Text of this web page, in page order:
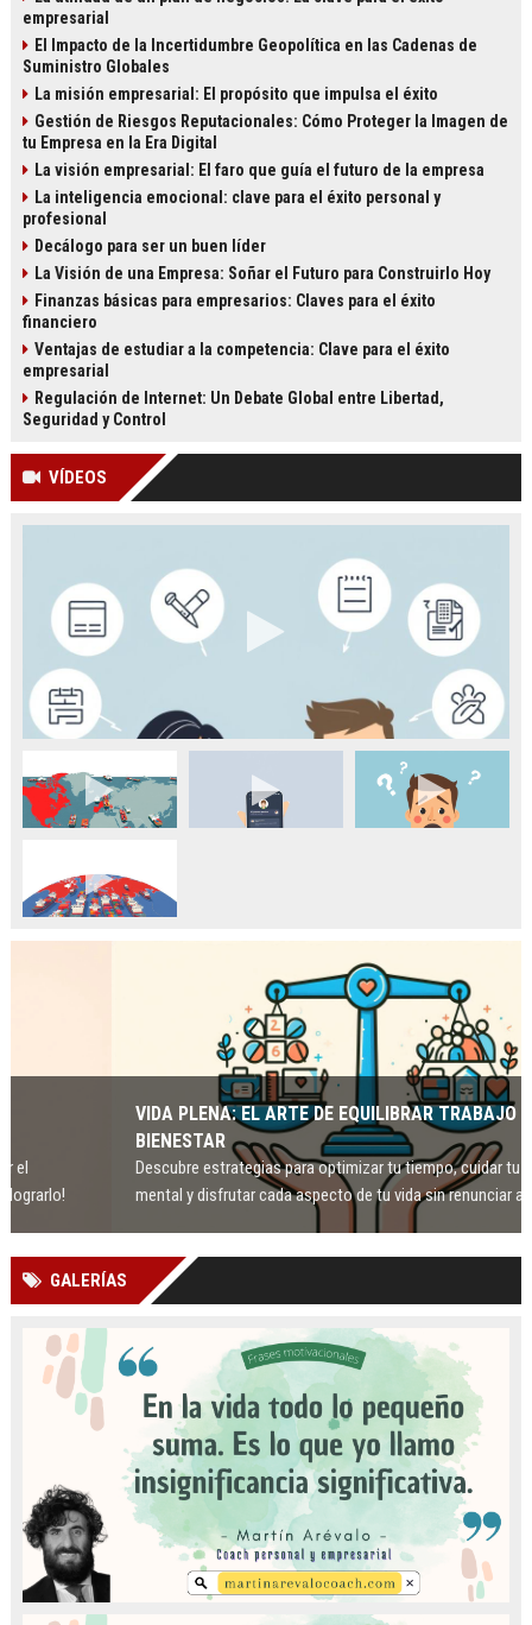
empresarial
El Impacto de la Incertidumbre Geopolítica en las Cadenas de
Suministro Globales
La misión empresarial: El propósito que impulsa el éxito
Gestión de Riesgos Reputacionales: Cómo Proteger la Imagen de
tu Empresa en la Era Digital
La visión empresarial: El faro que guía el futuro de la empresa
La inteligencia emocional: clave para el éxito personal y
profesional
Decálogo para ser un buen líder
La Visión de una Empresa: Soñar el Futuro para Construirlo Hoy
Finanzas básicas para empresarios: Claves para el éxito
financiero
Ventajas de estudiar a la competencia: Clave para el éxito
empresarial
Regulación de Internet: Un Debate Global entre Libertad,
Seguridad y Control
VÍDEOS
VIDA PLENA: EL ARTE DE EQUILIBRAR TRABAJO Y
Descubre estrategias para optimizar tu tiempo, cuidar tu salud
mental y disfrutar cada aspecto de tu vida sin renunciar al éxito.
GALERÍAS